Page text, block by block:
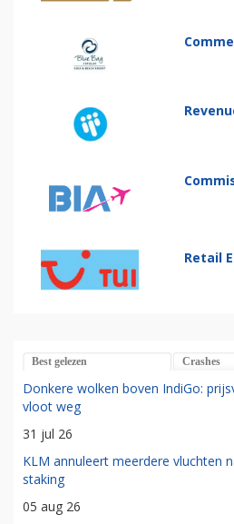
Retail
Best gelezen Crashes
Donkere wolken boven IndiGo:
vloot weg
31 jul 26
KLM annuleert meerdere vluchten
staking
05 aug 26